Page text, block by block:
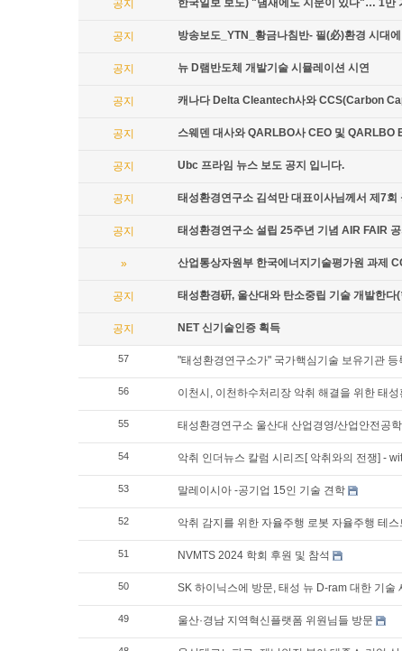
공지 한국일보 보도) "냄새에도 지문이 있다"… 1만
공지 방송보도_YTN_황금나침반- 필(必)환경 시대
공지 뉴 D램반도체 개발기술 시뮬레이션 시연
공지 캐나다 Delta Cleantech사와 CCS(Carbon
공지 스웨덴 대사와 QARLBO사 CEO 및 QARLBO
공지 Ubc 프라임 뉴스 보도 공지 입니다.
공지 태성환경연구소 김석만 대표이사님께서 제7
공지 태성환경연구소 설립 25주년 기념 AIR FAIR
» 산업통상자원부 한국에너지기술평가원 과제
공지 태성환경硏, 울산대와 탄소중립 기술 개발한다
공지 NET 신기술인증 획득
57 "태성환경연구소가" 국가핵심기술 보유기관 등
56 이천시, 이천하수처리장 악취 해결을 위한 태
55 태성환경연구소 울산대 산업경영/산업안전공
54 악취 인더뉴스 칼럼 시리즈[ 악취와의 전쟁] -
53 말레이시아 -공기업 15인 기술 견학
52 악취 감지를 위한 자율주행 로봇 자율주행 테스
51 NVMTS 2024 학회 후원 및 참석
50 SK 하이닉스에 방문, 태성 뉴 D-ram 대한 기술
49 울산·경남 지역혁신플랫폼 위원님들 방문